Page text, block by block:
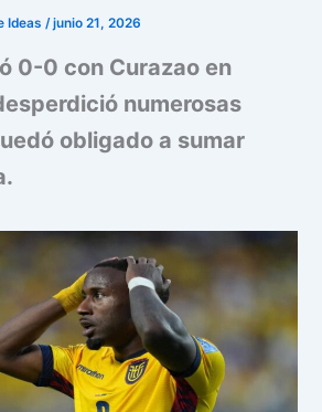
Ideas/junio 21, 2026
0-0 con Curazao en
numerosas
obligado a sumar